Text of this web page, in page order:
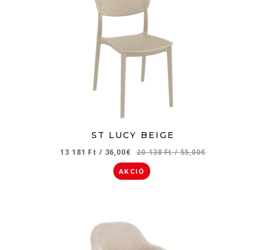
ST LUCY BEIGE
13 181 Ft / 36,00€ 20 138 Ft/ 55,00€
AKCIÓ